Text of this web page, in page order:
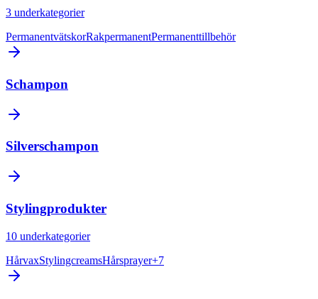
3 underkategorier
PermanentvätskorRakpermanentPermanenttillbehör
Schampon
Silverschampon
Stylingprodukter
10 underkategorier
HårvaxStylingcreamsHårsprayer+7